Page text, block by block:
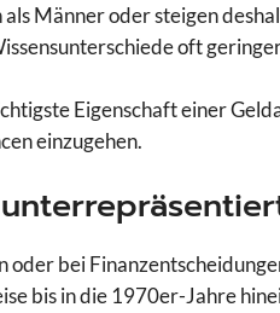
Männer oder steigen
oft
Eigenschaft einer
einzugehen.
oder bei
bis in die 1970er-Jahre